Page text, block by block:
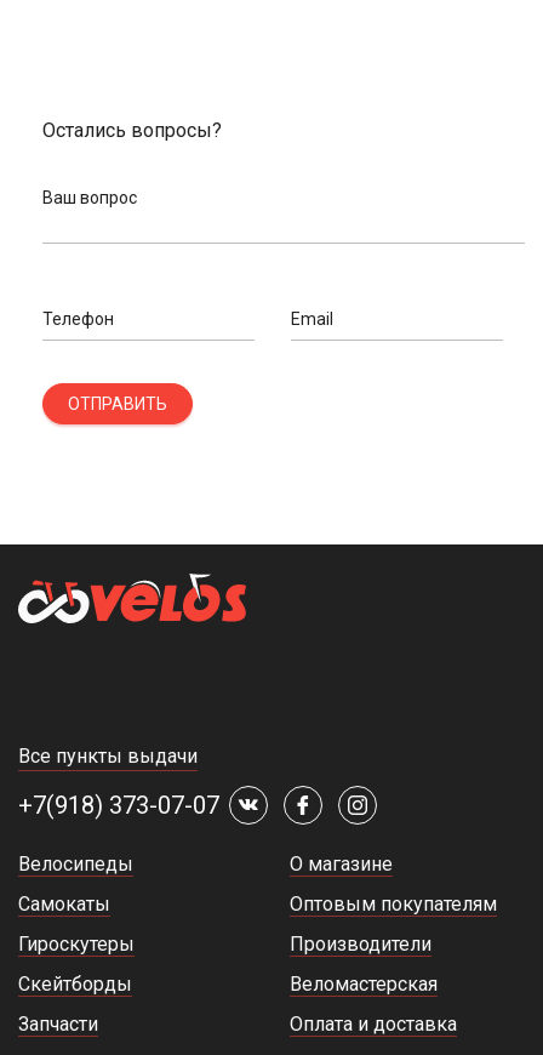
Остались вопросы?
Ваш вопрос
Телефон Email
ОТПРАВИТЬ
Все пункты выдачи
+7(918) 373-07-07
Велосипеды
Самокаты
Гироскутеры
Скейтборды
Запчасти
О магазине
Оптовым покупателям
Производители
Веломастерская
Оплата и доставка